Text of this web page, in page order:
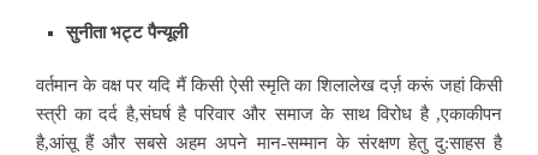
सुनीता भट्ट पैन्यूली
वर्तमान के वक्ष पर यदि मैं किसी ऐसी स्मृति का शिलालेख दर्ज़ करूं जहां किसी
स्त्री का दर्द है,संघर्ष है परिवार और समाज के साथ विरोध है ,एकाकीपन
है,आंसू हैं और सबसे अहम अपने मान-सम्मान के संरक्षण हेतु दु:साहस है